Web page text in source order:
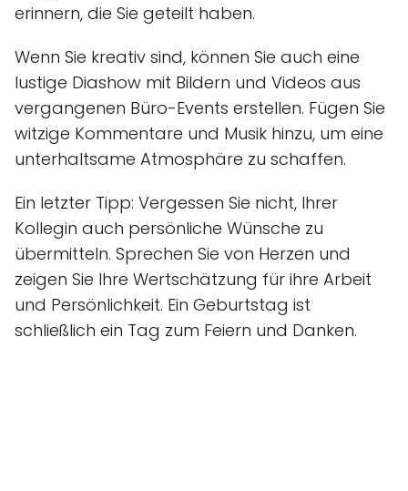
erinnern, die Sie geteilt haben.
Wenn Sie kreativ sind, können Sie auch eine
lustige Diashow mit Bildern und Videos aus
vergangenen Büro-Events erstellen. Fügen Sie
witzige Kommentare und Musik hinzu, um eine
unterhaltsame Atmosphäre zu schaffen.
Ein letzter Tipp: Vergessen Sie nicht, Ihrer
Kollegin auch persönliche Wünsche zu
übermitteln. Sprechen Sie von Herzen und
zeigen Sie Ihre Wertschätzung für ihre Arbeit
und Persönlichkeit. Ein Geburtstag ist
schließlich ein Tag zum Feiern und Danken.